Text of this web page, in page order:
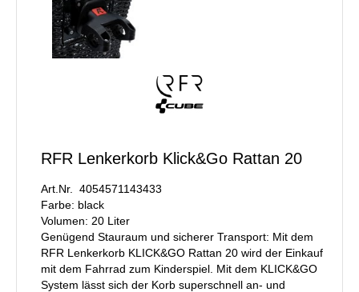
RFR Lenkerkorb Klick&Go Rattan 20
Art.Nr. 4054571143433
Farbe: black
Volumen: 20 Liter
Genügend Stauraum und sicherer Transport: Mit dem
RFR Lenkerkorb KLICK&GO Rattan 20 wird der Einkauf
mit dem Fahrrad zum Kinderspiel. Mit dem KLICK&GO
System lässt sich der Korb superschnell an- und